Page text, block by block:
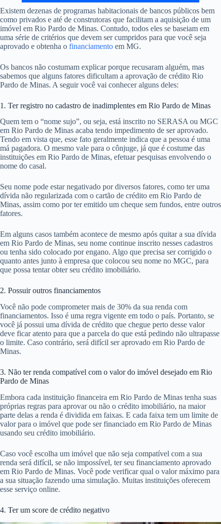
Existem dezenas de programas habitacionais de bancos públicos bem
como privados e até de construtoras que facilitam a aquisição de um
imóvel em Rio Pardo de Minas. Contudo, todos eles se baseiam em
uma série de critérios que devem ser cumpridos para que você seja
aprovado e obtenha o financiamento em MG.
Os bancos não costumam explicar porque recusaram alguém, mas
sabemos que alguns fatores dificultam a aprovação de crédito Rio
Pardo de Minas. A seguir você vai conhecer alguns deles:
1. Ter registro no cadastro de inadimplentes em Rio Pardo de Minas
Quem tem o “nome sujo”, ou seja, está inscrito no SERASA ou MGC
em Rio Pardo de Minas acaba tendo impedimento de ser aprovado.
Tendo em vista que, esse fato geralmente indica que a pessoa é uma
má pagadora. O mesmo vale para o cônjuge, já que é costume das
instituições em Rio Pardo de Minas, efetuar pesquisas envolvendo o
nome do casal.
Seu nome pode estar negativado por diversos fatores, como ter uma
dívida não regularizada com o cartão de crédito em Rio Pardo de
Minas, assim como por ter emitido um cheque sem fundos, entre outros
fatores.
Em alguns casos também acontece de mesmo após quitar a sua dívida
em Rio Pardo de Minas, seu nome continue inscrito nesses cadastros
ou tenha sido colocado por engano. Algo que precisa ser corrigido o
quanto antes junto à empresa que colocou seu nome no MGC, para
que possa tentar obter seu crédito imobiliário.
2. Possuir outros financiamentos
Você não pode comprometer mais de 30% da sua renda com
financiamentos. Isso é uma regra vigente em todo o país. Portanto, se
você já possui uma dívida de crédito que chegue perto desse valor
deve ficar atento para que a parcela do que está pedindo não ultrapasse
o limite. Caso contrário, será difícil ser aprovado em Rio Pardo de
Minas.
3. Não ter renda compatível com o valor do imóvel desejado em Rio
Pardo de Minas
Embora cada instituição financeira em Rio Pardo de Minas tenha suas
próprias regras para aprovar ou não o crédito imobiliário, na maior
parte delas a renda é dividida em faixas. E cada faixa tem um limite de
valor para o imóvel que pode ser financiado em Rio Pardo de Minas
usando seu crédito imobiliário.
Caso você escolha um imóvel que não seja compatível com a sua
renda será difícil, se não impossível, ter seu financiamento aprovado
em Rio Pardo de Minas. Você pode verificar qual o valor máximo para
a sua situação fazendo uma simulação. Muitas instituições oferecem
esse serviço online.
4. Ter um score de crédito negativo